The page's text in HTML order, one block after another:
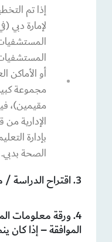
إذا تم
لإمارة دبي
أو الأماكن
مجموعة
مقيمين)،
الإدارية
بإدارة
الصحة بدبي.
3. اقتراح الدراسة / ملخص
4. ورقة معلومات
الموافقة – إذا كان